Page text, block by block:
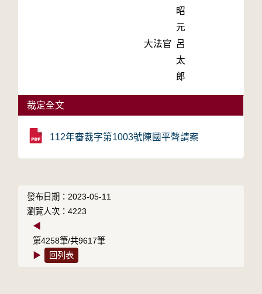
昭
元
大法官 呂
太
郎
裁定全文
112年審裁字第1003號陳國平聲請案
發布日期：2023-05-11
瀏覽人次：4223
◀
第4258筆/共9617筆
▶
回列表